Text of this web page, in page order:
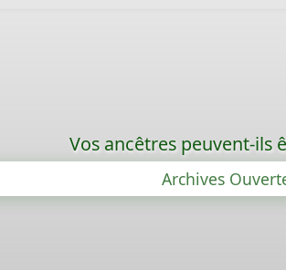
Vos ancêtres peuvent-ils
Archives